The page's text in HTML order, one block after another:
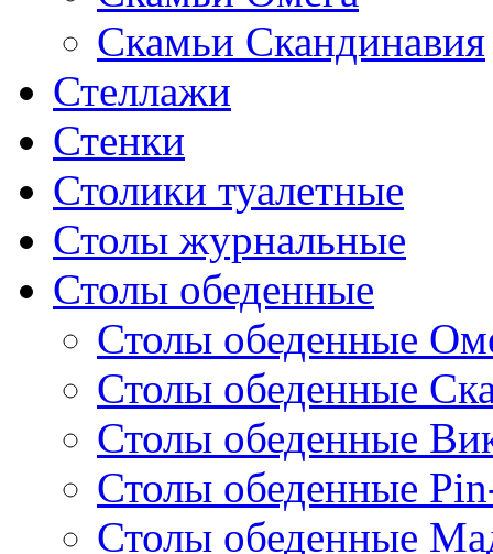
Скамьи Скандинавия
Стеллажи
Стенки
Столики туалетные
Столы журнальные
Столы обеденные
Столы обеденные
Столы обеденные
Столы обеденные
Столы обеденные
Столы обеденные